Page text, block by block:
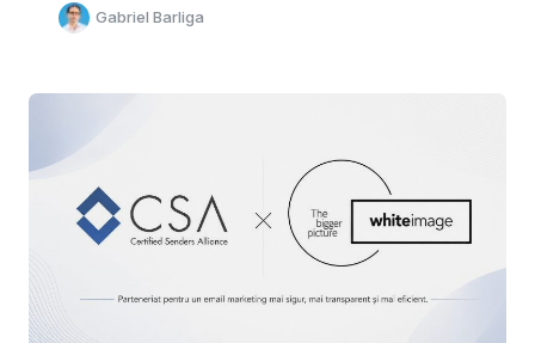
Gabriel Barliga